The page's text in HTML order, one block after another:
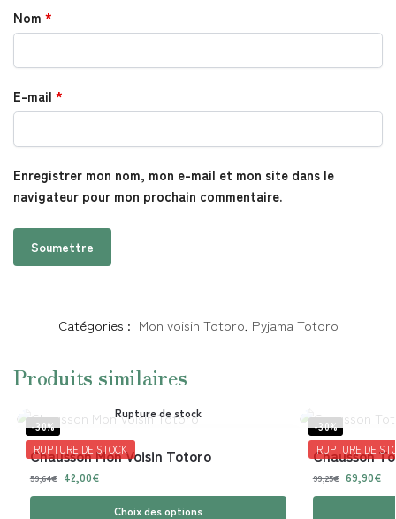
Nom *
E-mail *
Enregistrer mon nom, mon e-mail et mon site dans le
navigateur pour mon prochain commentaire.
Catégories : Mon voisin Totoro, Pyjama Totoro
Produits similaires
-30%
RUPTURE DE STOCK
Rupture de stock
Chausson Mon Voisin Totoro
59,64€ 42,00€
Choix des options
-30%
RUPTURE DE
Chausson
99,25€ 69,90€